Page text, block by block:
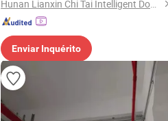
Hunan Lianxin Chi Tai Intelligent Doors And Windows Co., Ltd.
Enviar Inquérito